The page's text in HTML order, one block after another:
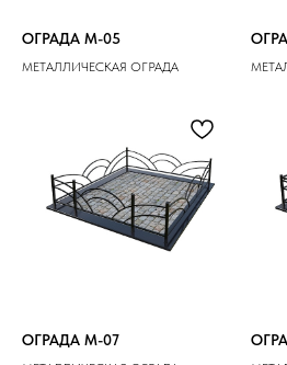
ОГРАДА M-05
МЕТАЛЛИЧЕСКАЯ ОГРАДА
ОГРАДА M-07